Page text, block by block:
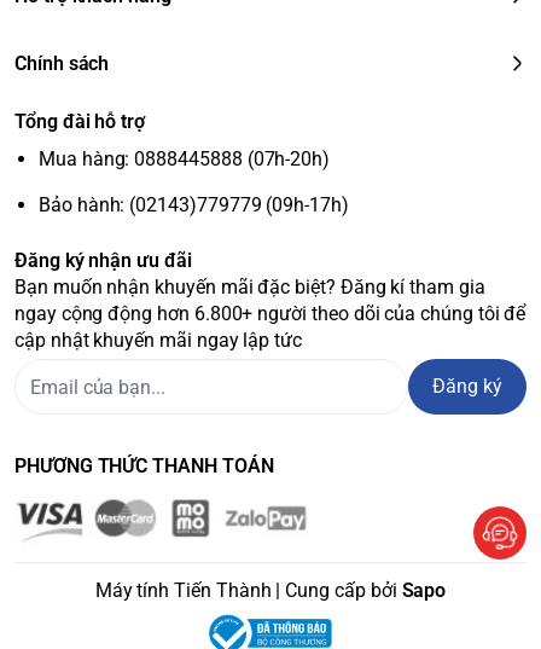
Chính sách
Tổng đài hỗ trợ
Mua hàng: 0888445888 (07h-20h)
Bảo hành: (02143)779779 (09h-17h)
Đăng ký nhận ưu đãi
Bạn muốn nhận khuyến mãi đặc biệt? Đăng kí tham gia
ngay cộng động hơn 6.800+ người theo dõi của chúng tôi để
cập nhật khuyến mãi ngay lập tức
Đăng ký
PHƯƠNG THỨC THANH TOÁN
Máy tính Tiến Thành | Cung cấp bởi Sapo